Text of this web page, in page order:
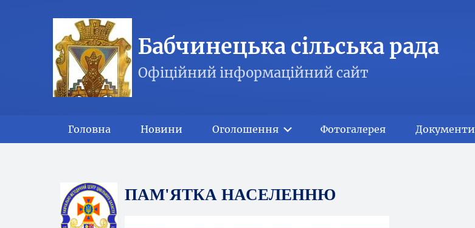
Бабчинецька сільська рада
Офіційний інформаційний сайт
Головна Новини Оголошення Фотогалерея Документи
ПАМ'ЯТКА НАСЕЛЕННЮ